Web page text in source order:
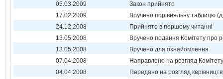
05.03.2009
Закон прийнято
17.02.2009
Вручено порівняльну таблицю
24.12.2008
Прийнято в першому читанні
13.05.2008
Вручено подання Комітету про
13.05.2008
Вручено для ознайомлення
07.04.2008
Направлено на розгляд Комітету
04.04.2008
Передано на розгляд